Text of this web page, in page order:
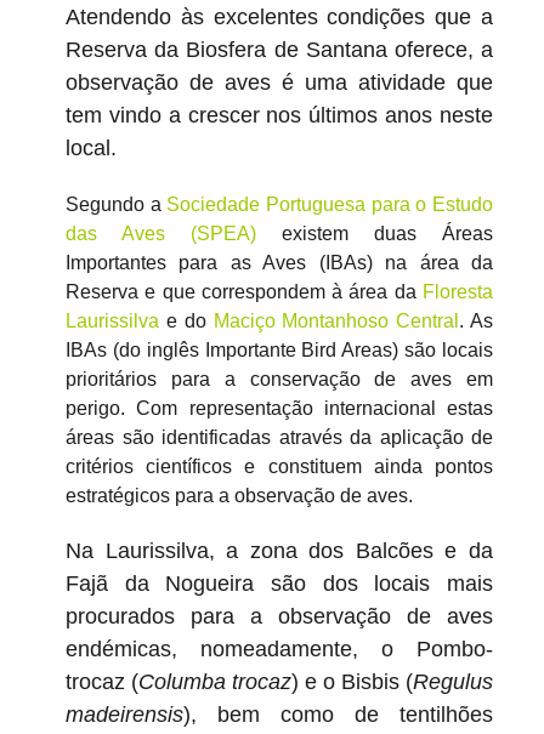
Atendendo às excelentes condições que a
Reserva da Biosfera de Santana oferece, a
observação de aves é uma atividade que
tem vindo a crescer nos últimos anos neste
local.
Segundo a Sociedade Portuguesa para o Estudo
das Aves (SPEA) existem duas Áreas
Importantes para as Aves (IBAs) na área da
Reserva e que correspondem à área da Floresta
Laurissilva e do Maciço Montanhoso Central . As
IBAs (do inglês Importante Bird Areas) são locais
prioritários para a conservação de aves em
perigo. Com representação internacional estas
áreas são identificadas através da aplicação de
critérios científicos e constituem ainda pontos
estratégicos para a observação de aves.
Na Laurissilva, a zona dos Balcões e da
Fajã da Nogueira são dos locais mais
procurados para a observação de aves
endémicas, nomeadamente, o Pombo-
trocaz (Columba trocaz) e o Bisbis (Regulus
madeirensis), bem como de tentilhões